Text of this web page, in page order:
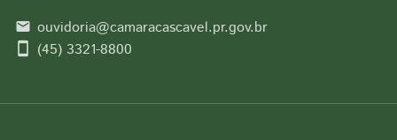
email ouvidoria@camaracascavel.pr.gov.br
smartphone (45) 3321-8800